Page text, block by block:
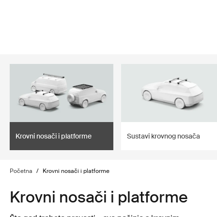
Krovni nosači i platforme Sustavi krovnog nosača
Početna / Krovni nosači i platforme
Krovni nosači i platforme